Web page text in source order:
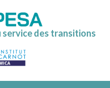
des transitions